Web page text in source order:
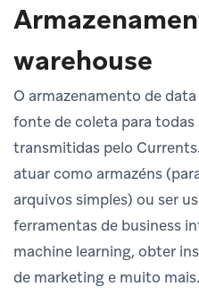
warehouse
O armazenamento de
fonte de coleta para todas
transmitidas pelo
atuar como armazéns
arquivos simples) ou ser
ferramentas de business
machine learning, obter
de marketing e muito mais.